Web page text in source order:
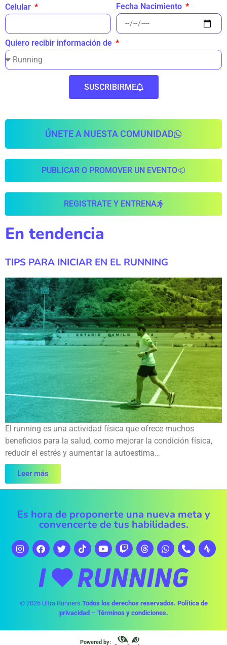
Celular Fecha Nacimiento
Quiero recibir información de
SUSCRIBIRME
ÚNETE A NUESTA COMUNIDAD
PUBLICAR O PROMOVER UN EVENTO
REGISTRATE Y ENTRENA
En tendencia
TIPS PARA INICIAR EN EL RUNNING
El running es una actividad física que ofrece muchos
beneficios para la salud, como mejorar la condición física,
reducir el estrés y aumentar la autoestima…
Leer más
Es hora de proponerte una nueva meta y
convencerte de tus habilidades.
© 2026 Ultra Runners.Todos los derechos reservados. Política de
privacidad – Términos y condiciones.
Powered by: